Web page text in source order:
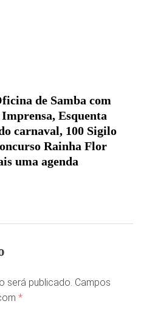
de Samba com
Esquenta
carnaval, 100 Sigilo
Rainha Flor
uma agenda
será publicado. Campos
*